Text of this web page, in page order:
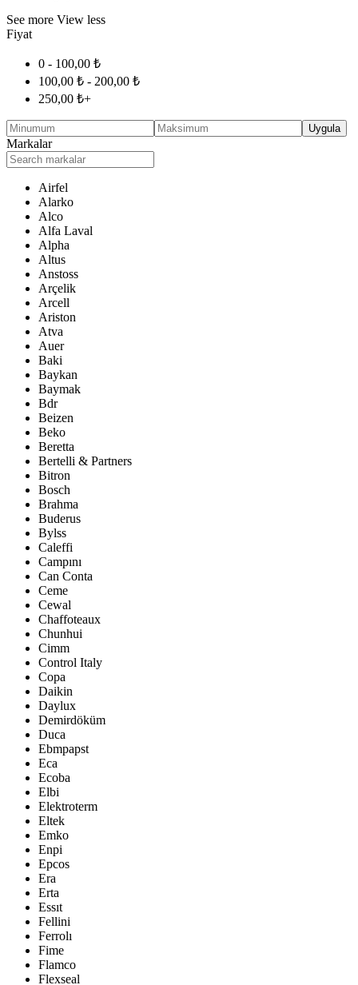
See more View less
Fiyat
0 - 100,00 ₺
100,00 ₺ - 200,00 ₺
250,00 ₺+
Uygula
Markalar
Airfel
Alarko
Alco
Alfa Laval
Alpha
Altus
Anstoss
Arçelik
Arcell
Ariston
Atva
Auer
Baki
Baykan
Baymak
Bdr
Beizen
Beko
Beretta
Bertelli & Partners
Bitron
Bosch
Brahma
Buderus
Bylss
Caleffi
Campını
Can Conta
Ceme
Cewal
Chaffoteaux
Chunhui
Cimm
Control Italy
Copa
Daikin
Daylux
Demirdöküm
Duca
Ebmpapst
Eca
Ecoba
Elbi
Elektroterm
Eltek
Emko
Enpi
Epcos
Era
Erta
Essıt
Fellini
Ferrolı
Fime
Flamco
Flexseal